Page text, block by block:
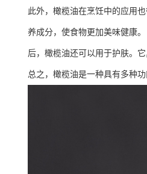
此外，橄榄油在烹饪中的应用
养成分，使食物更加美味健康。
后，橄榄油还可以用于护肤。
总之，橄榄油是一种具有多种